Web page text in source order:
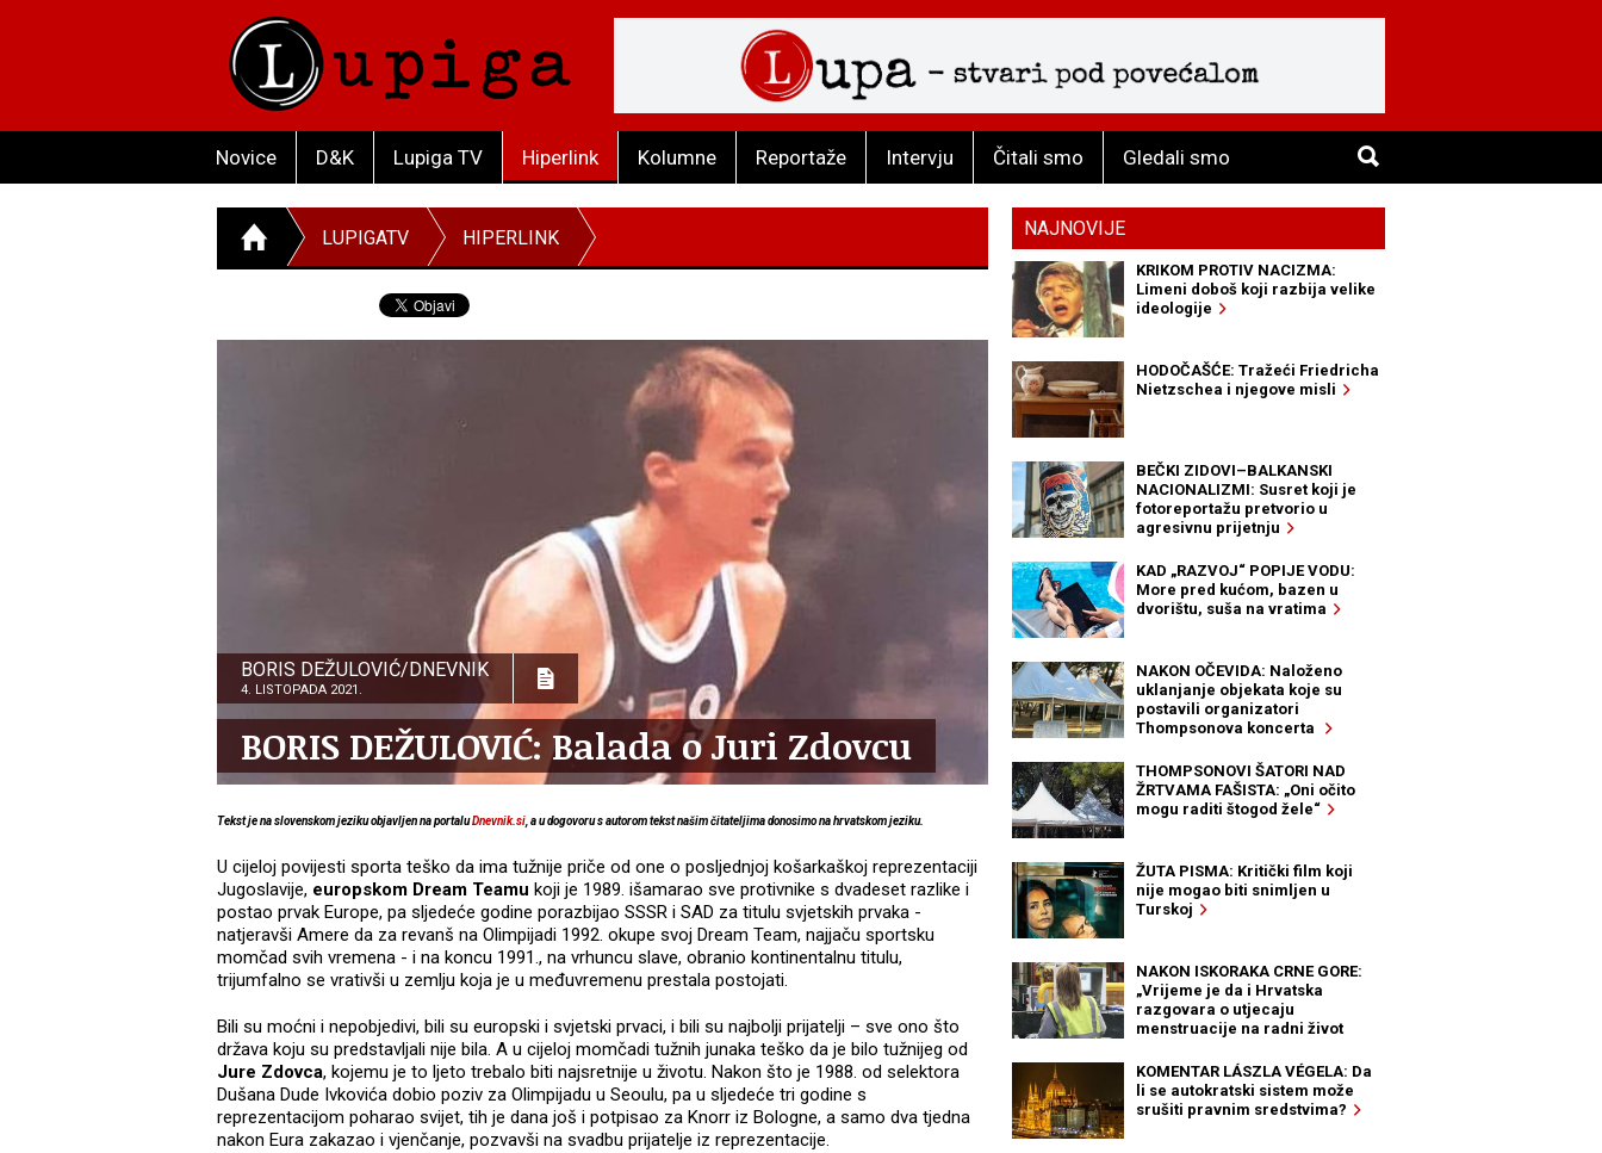
Novice D&K Lupiga TV Hiperlink Kolumne Reportaže Intervju Čitali smo Gledali smo
LUPIGATV HIPERLINK
BORIS DEŽULOVIĆ/DNEVNIK
4. LISTOPADA 2021.
BORIS DEŽULOVIĆ: Balada o Juri Zdovcu
Tekst je na slovenskom jeziku objavljen na portaluDnevnik.si, a u dogovoru s autorom tekst našim čitateljima donosimo na hrvatskom jeziku.
U cijeloj povijesti sporta teško da ima tužnije priče od one o posljednjoj košarkaškoj reprezentaciji
Jugoslavije, europskom Dream Teamu koji je 1989. išamarao sve protivnike s dvadeset razlike i
postao prvak Europe, pa sljedeće godine porazbijao SSSR i SAD za titulu svjetskih prvaka -
natjeravši Amere da za revanš na Olimpijadi 1992. okupe svoj Dream Team, najjaču sportsku
momčad svih vremena - i na koncu 1991., na vrhuncu slave, obranio kontinentalnu titulu,
trijumfalno se vrativši u zemlju koja je u međuvremenu prestala postojati.
Bili su moćni i nepobjedivi, bili su europski i svjetski prvaci, i bili su najbolji prijatelji – sve ono što
država koju su predstavljali nije bila. A u cijeloj momčadi tužnih junaka teško da je bilo tužnijeg od
Jure Zdovca, kojemu je to ljeto trebalo biti najsretnije u životu. Nakon što je 1988. od selektora
Dušana Dude Ivkovića dobio poziv za Olimpijadu u Seoulu, pa u sljedeće tri godine s
reprezentacijom poharao svijet, tih je dana još i potpisao za Knorr iz Bologne, a samo dva tjedna
nakon Eura zakazao i vjenčanje, pozvavši na svadbu prijatelje iz reprezentacije.
NAJNOVIJE
KRIKOM PROTIV NACIZMA:
Limeni doboš koji razbija velike
ideologije
HODOČAŠĆE: Tražeći Friedricha
Nietzschea i njegove misli
BEČKI ZIDOVI–BALKANSKI
NACIONALIZMI: Susret koji je
fotoreportažu pretvorio u
agresivnu prijetnju
KAD „RAZVOJ“ POPIJE VODU:
More pred kućom, bazen u
dvorištu, suša na vratima
NAKON OČEVIDA: Naloženo
uklanjanje objekata koje su
postavili organizatori
Thompsonova koncerta
THOMPSONOVI ŠATORI NAD
ŽRTVAMA FAŠISTA: „Oni očito
mogu raditi štogod žele“
ŽUTA PISMA: Kritički film koji
nije mogao biti snimljen u
Turskoj
NAKON ISKORAKA CRNE GORE:
„Vrijeme je da i Hrvatska
razgovara o utjecaju
menstruacije na radni život
KOMENTAR LÁSZLA VÉGELA: Da
li se autokratski sistem može
srušiti pravnim sredstvima?